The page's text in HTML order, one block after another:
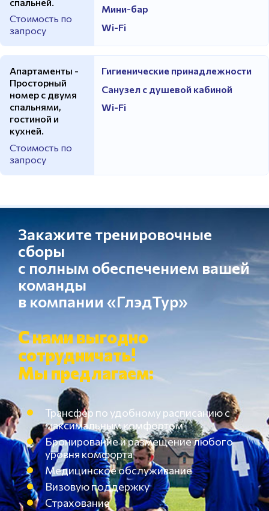
Стоимость по
запросу
Мини-бар
Wi-Fi
Апартаменты -
Просторный
номер с двумя
спальнями,
гостиной и
кухней.
Стоимость по
запросу
Гигиенические принадлежности
Санузел с душевой кабиной
Wi-Fi
Закажите тренировочные
сборы
с полным обеспечением вашей
команды
в компании «ГлэдТур»
С нами выгодно
сотрудничать!
Мы предлагаем:
Трансфер по удобному расписанию с
максимальным комфортом
Бронирование и размещение любого
уровня комфорта
Медицинское обслуживание
Визовую поддержку
Страхование